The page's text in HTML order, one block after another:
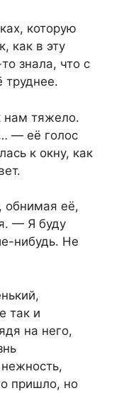
которую
как в эту
знала, что с
труднее.
тяжело.
— её голос
к окну, как
её,
— Я буду
нибудь. Не
так и
на него,
пришло, но